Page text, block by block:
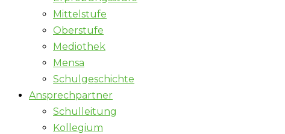
Mittelstufe
Oberstufe
Mediothek
Mensa
Schulgeschichte
Ansprechpartner
Schulleitung
Kollegium